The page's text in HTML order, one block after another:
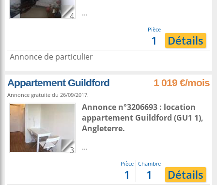
4
...
Pièce
1 Détails
Annonce de particulier
Appartement Guildford 1 019 €/mois
Annonce gratuite du 26/09/2017.
3
Annonce n°3206693 : location
appartement Guildford (GU1 1),
Angleterre.
...
Pièce
1
Chambre
1 Détails